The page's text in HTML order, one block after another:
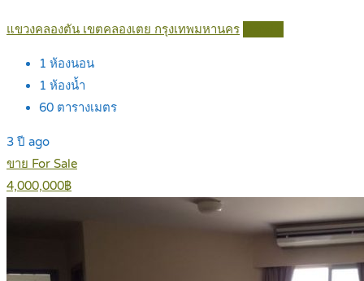
แขวงคลองตัน เขตคลองเตย กรุงเทพมหานคร
1 ห้องนอน
1 ห้องน้ำ
60 ตารางเมตร
3 ปี ago
ขาย For Sale
4,000,000฿